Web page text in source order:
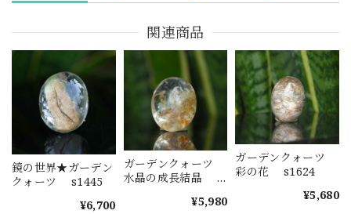
関連商品
鏡の世界★ガーデン
クォーツ s1445
¥6,700
ガーデンクォーツ
水晶の成長結晶
¥5,980
ガーデンクォーツ
彩の花 s1624
¥5,680